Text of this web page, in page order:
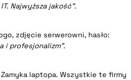
Najwyższa jakość”.
zdjęcie serwerowni, hasło:
i profesjonalizm”.
laptopa. Wszystkie te firmy